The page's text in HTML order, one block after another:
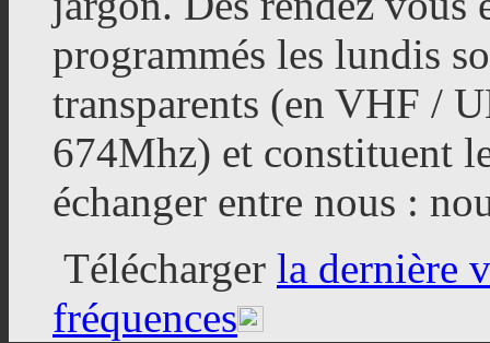
programmés les lundis
transparents (en VHF /
674Mhz) et constituent
échanger entre nous :
Télécharger la dernière
fréquences